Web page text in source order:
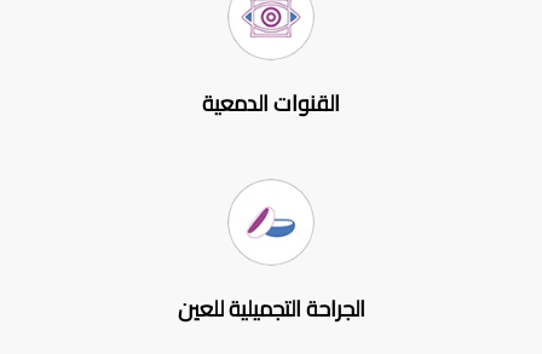
القنوات الدمعية
الجراحة التجميلية للعين